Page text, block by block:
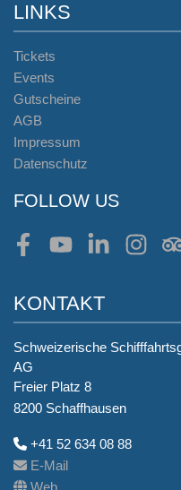
LINKS
Tickets
Events
Gutscheine
AGB
Impressum
Datenschutz
FOLLOW US
FacebookYoutubeLinkedIn
KONTAKT
Schweizerische
AG
Freier Platz 8
8200 Schaffhausen
+41 52 634 08 88
E-Mail